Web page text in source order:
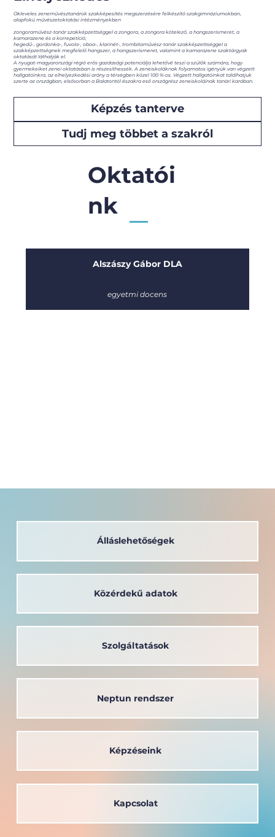
Okleveles zeneművésztanárok szakképesítés megszerzésére felkészítő szakgimnáziumokban,
alapfokú művészetoktatási intézményekben
zongoraművész-tanár szakképzettséggel a zongora, a zongora kötelező, a hangszerismeret, a
kamarazene és a korrepetíció;
hegedű-, gordonka-, fuvola-, oboa-, klarinét-, trombitaművész-tanár szakképzettséggel a
szakképzettségnek megfelelő hangszer, a hangszerismeret, valamint a kamarazene szaktárgyak
oktatását láthatják el.
A nyugat-magyarországi régió erős gazdasági potenciálja lehetővé teszi a szülők számára, hogy
gyermekeiket zenei oktatásban is részesíthessék. A zeneiskoláknak folyamatos igényük van végzett
hallgatóinkra, az elhelyezkedési arány a térségben közel 100 %-os. Végzett hallgatóinkat találhatjuk
szerte az országban, elsősorban a Balatontól északra eső országrész zeneiskoláinak tanári karában.
Képzés tanterve
Tudj meg többet a szakról
Oktatói
nk
Alszászy Gábor DLA
egyetmi docens
Álláslehetőségek
Neptun rendszer
Szolgáltatások
Kapcsolat
Közérdekű adatok
Képzéseink